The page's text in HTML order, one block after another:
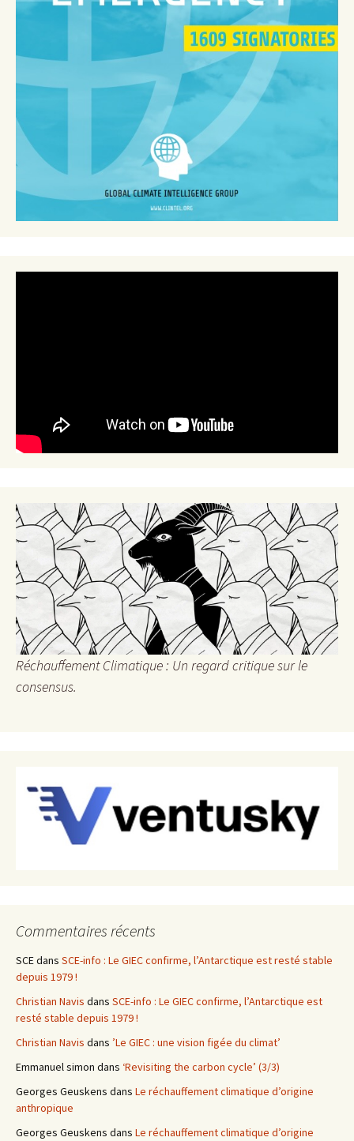
Réchauffement Climatique : Un regard critique sur le
consensus.
Commentaires récents
SCEdans SCE-info : Le GIEC confirme, l’Antarctique est resté stable
depuis 1979 !
Christian Navis dans SCE-info : Le GIEC confirme, l’Antarctique est
resté stable depuis 1979 !
Christian Navis dans ’Le GIEC : une vision figée du climat’
Emmanuel simon dans ‘Revisiting the carbon cycle’ (3/3)
Georges Geuskens dans Le réchauffement climatique d’origine
anthropique
Georges Geuskens dans Le réchauffement climatique d’origine